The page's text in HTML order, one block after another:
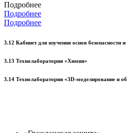
Подробнее
Подробнее
Подробнее
3.12 Кабинет для изучения основ безопасности
3.13 Технолаборатория «Химия»
3.14 Технолаборатория «3D-моделирование и